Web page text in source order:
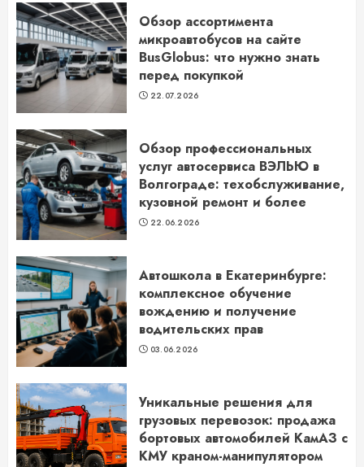
Обзор ассортимента
микроавтобусов на сайте
BusGlobus: что нужно знать
перед покупкой
22.07.2026
Обзор профессиональных
услуг автосервиса ВЭЛЬЮ в
Волгограде: техобслуживание,
кузовной ремонт и более
22.06.2026
Автошкола в Екатеринбурге:
комплексное обучение
вождению и получение
водительских прав
03.06.2026
Уникальные решения для
грузовых перевозок: продажа
бортовых автомобилей КамАЗ с
КМУ краном-манипулятором